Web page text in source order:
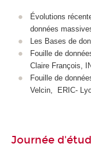
Évolutions
données
Les Bases de
Fouille de
Claire François,
Fouille de
Velcin, ERIC-
Journée